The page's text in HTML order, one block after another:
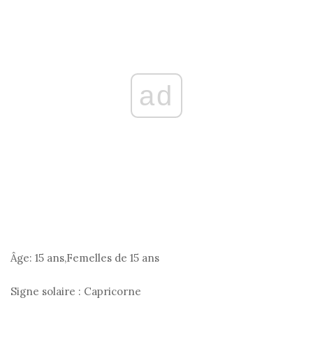
ad
Âge: 15 ans,Femelles de 15 ans
Signe solaire : Capricorne